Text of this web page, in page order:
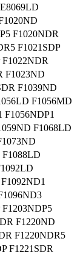
F1020NDR
F1021SDP
F1023ND
F1039ND
F1056MD
F1056NDP1
F1068LD
F1088LD
F1220ND
F1220NDR5
F1221SDR